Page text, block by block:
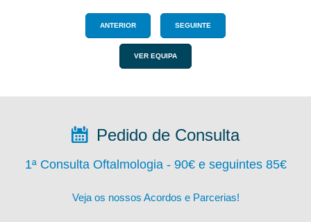
ANTERIOR SEGUINTE
VER EQUIPA
Pedido de Consulta
1ª Consulta Oftalmologia - 90€ e seguintes 85€
Veja os nossos Acordos e Parcerias!